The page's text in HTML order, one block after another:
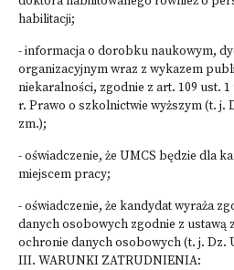
habilitacji;
- informacja o dorobku naukowym,
organizacyjnym wraz z wykazem
niekaralności, zgodnie z art. 109 ust. 1
r. Prawo o szkolnictwie wyższym (t. j.
zm.);
- oświadczenie, że UMCS będzie dla
miejscem pracy;
- oświadczenie, że kandydat wyraża
danych osobowych zgodnie z ustawą
ochronie danych osobowych (t. j. Dz.
III. WARUNKI ZATRUDNIENIA: